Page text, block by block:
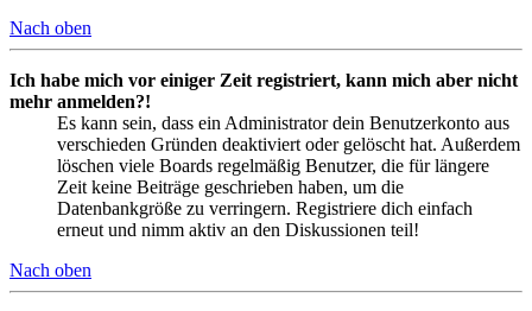
Nach oben
Ich habe mich vor einiger Zeit registriert, kann mich aber nicht
mehr anmelden?!
Es kann sein, dass ein Administrator dein Benutzerkonto aus
verschieden Gründen deaktiviert oder gelöscht hat. Außerdem
löschen viele Boards regelmäßig Benutzer, die für längere
Zeit keine Beiträge geschrieben haben, um die
Datenbankgröße zu verringern. Registriere dich einfach
erneut und nimm aktiv an den Diskussionen teil!
Nach oben